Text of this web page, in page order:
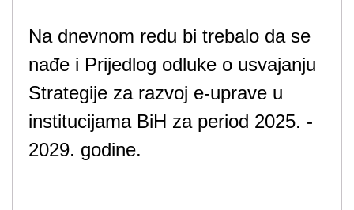
Na dnevnom redu bi trebalo da se
nađe i Prijedlog odluke o usvajanju
Strategije za razvoj e-uprave u
institucijama BiH za period 2025. -
2029. godine.